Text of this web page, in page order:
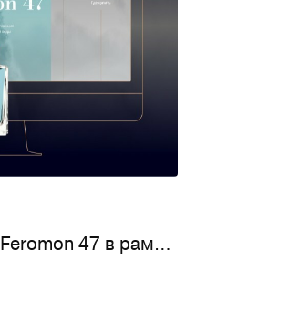
Промо-сайт парфюма Feromon 47 в рамках курса Логомашины